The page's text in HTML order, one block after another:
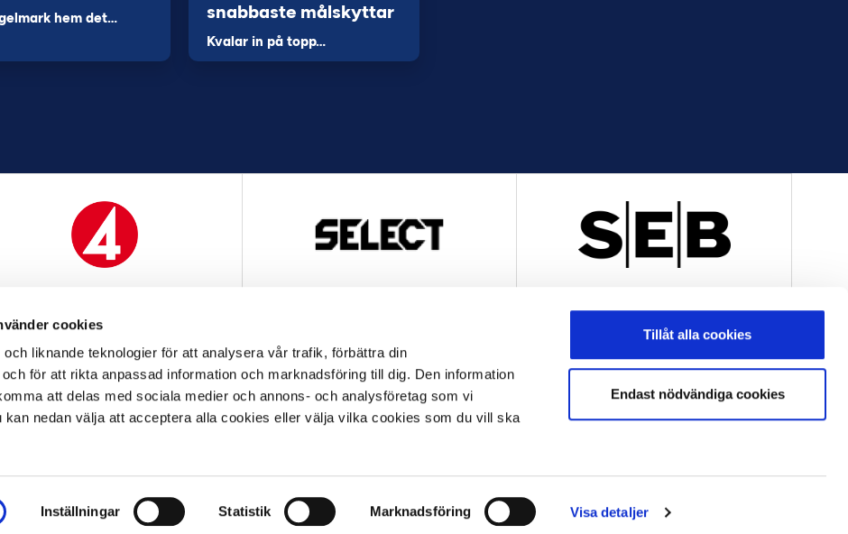
cookies
liknande teknologier för att analysera vår trafik, förbättra din
för att rikta anpassad information och marknadsföring till dig. Den information
att delas med sociala medier och annons- och analysföretag som vi
kan nedan välja att acceptera alla cookies eller välja vilka cookies som du vill ska
Inställningar Statistik Marknadsföring Visa detaljer
Tillåt alla cookies
Endast nödvändiga cookies
hem det…
snabbaste målskyttar
Kvalar in på topp…
FAQALLMÄNNA VILLKOR INTEGRITETSPOLICY GDPR COOKIES